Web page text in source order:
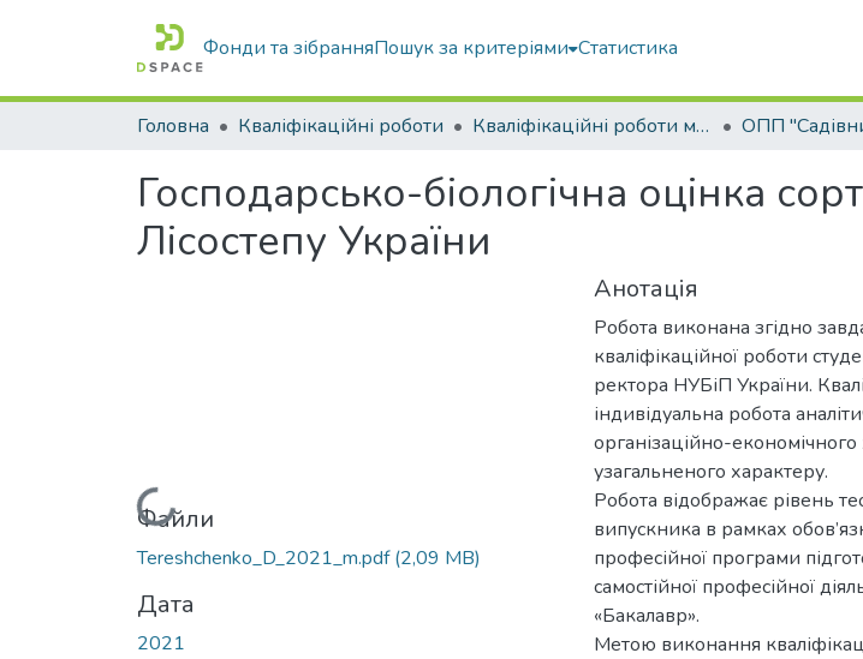
Фонди та зібранняПошук за критеріями Статистика
Головна Кваліфікаційні роботи Кваліфікаційні роботи магістрів
Господарсько-біологічна оцінка
Лісостепу України
Вантажиться...
Файли
Tereshchenko_D_2021_m.pdf(2,09 MB)
Дата
2021
Анотація
Робота виконана згідно
кваліфікаційної роботи
ректора НУБіП України.
індивідуальна робота
організаційно-
узагальненого характеру.
Робота відображає рівень
випускника в рамках
професійної програми
самостійної професійної
«Бакалавр».
Метою виконання